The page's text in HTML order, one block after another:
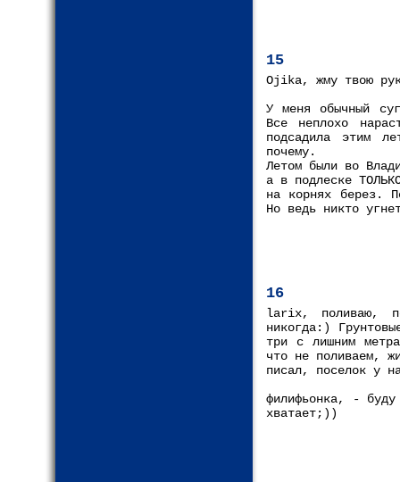
15
Ojika, жму твою
У меня обычный
Все неплохо
подсадила этим
почему.
Летом были во
а в подлеске
на корнях берез.
Но ведь никто
16
larix, поливаю,
никогда:)
три с лишним
что не поливаем,
писал, поселок у
филифьонка, -
хватает;))